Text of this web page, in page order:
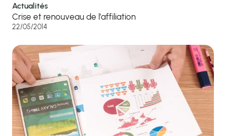
Actualités
Crise et renouveau de l’affiliation
22/05/2014